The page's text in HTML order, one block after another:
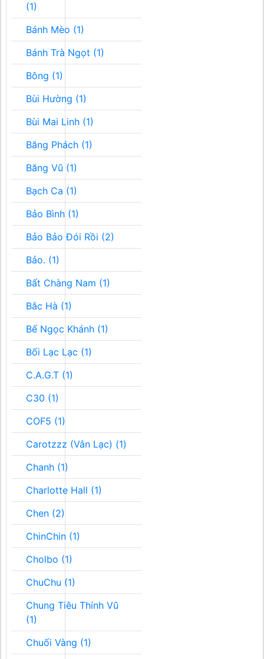
(1)
Bánh Mèo (1)
Bánh Trà Ngọt (1)
Bông (1)
Bùi Hường (1)
Bùi Mai Linh (1)
Băng Phách (1)
Băng Vũ (1)
Bạch Ca (1)
Bảo Bình (1)
Bảo Bảo Đói Rồi (2)
Bảo. (1)
Bất Chàng Nam (1)
Bắc Hà (1)
Bế Ngọc Khánh (1)
Bối Lạc Lạc (1)
C.A.G.T (1)
C30 (1)
COF5 (1)
Carotzzz (Vân Lạc) (1)
Chanh (1)
Charlotte Hall (1)
Chen (2)
ChinChin (1)
Cholbo (1)
ChuChu (1)
Chung Tiêu Thính Vũ
(1)
Chuối Vàng (1)